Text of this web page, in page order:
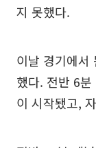
지 못했다.
이날 경기에서
했다. 전반 6
이 시작됐고,